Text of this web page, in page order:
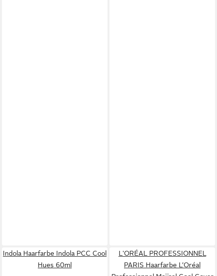
Indola Haarfarbe Indola PCC Cool
Hues 60ml
L'ORÉAL PROFESSIONNEL
PARIS Haarfarbe L’Oréal